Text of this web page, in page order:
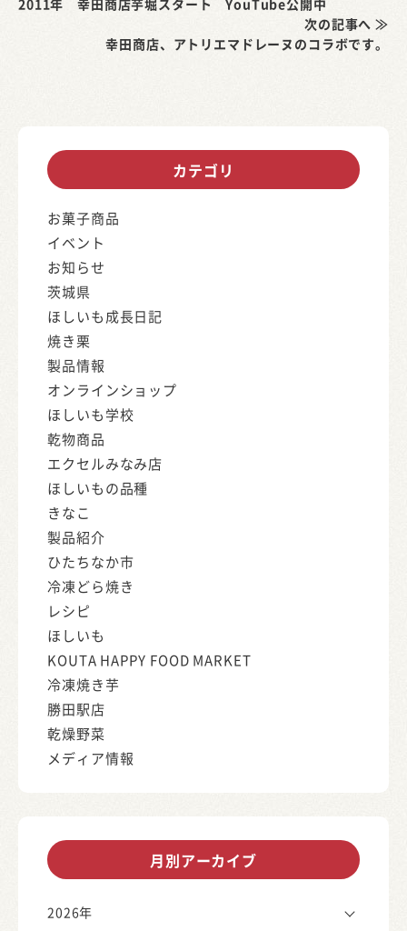
2011年 幸田商店芋堀スタート YouTube公開中
次の記事へ ≫
幸田商店、アトリエマドレーヌのコラボです。
カテゴリ
お菓子商品
イベント
お知らせ
茨城県
ほしいも成長日記
焼き栗
製品情報
オンラインショップ
ほしいも学校
乾物商品
エクセルみなみ店
ほしいもの品種
きなこ
製品紹介
ひたちなか市
冷凍どら焼き
レシピ
ほしいも
KOUTA HAPPY FOOD MARKET
冷凍焼き芋
勝田駅店
乾燥野菜
メディア情報
月別アーカイブ
2026年